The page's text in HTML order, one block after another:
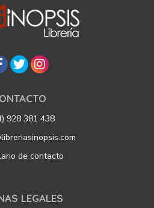
928 381 438
de contacto
LEGALES